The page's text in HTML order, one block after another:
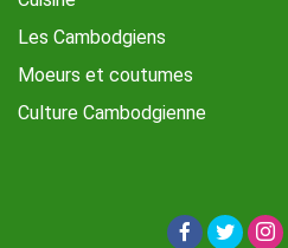
Les Cambodgiens
Moeurs et coutumes
Culture Cambodgienne